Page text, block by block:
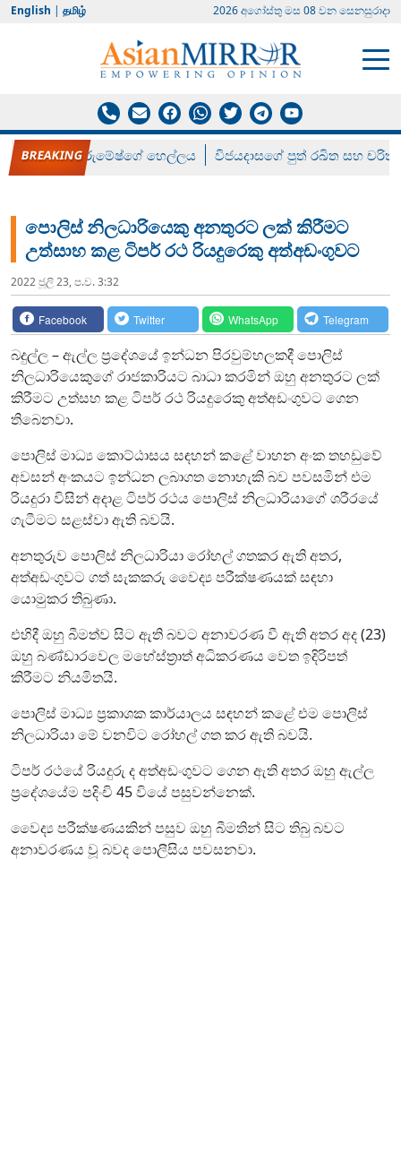
English | தமிழ் 2026 අගෝස්‍තු මස 08 වන සෙනසුරාදා
රන් ගෙනා රුමේෂ්ගේ හෙල්ලය විජයදාසගේ පුත් රඛිත සහ චරිත්
පොලිස් නිලධාරියෙකු අනතුරට ලක් කිරීමට
උත්සාහ කළ ටිපර් රථ රියදුරෙකු අත්අඩංගුවට
2022 ජූලි 23, ප.ව. 3:32
Facebook Twitter WhatsApp Telegram
බදුල්ල – ඇල්ල ප්‍රදේශයේ ඉන්ධන පිරවුම්හලකදී පොලිස්
නිලධාරියෙකුගේ රාජකාරියට බාධා කරමින් ඔහු අනතුරට ලක්
කිරීමට උත්සහ කළ ටිපර් රථ රියදුරෙකු අත්අඩංගුවට ගෙන
තිබෙනවා.
පොලිස් මාධ්‍ය කොට්ඨාසය සඳහන් කළේ වාහන අංක තහඩුවේ
අවසන් අංකයට ඉන්ධන ලබාගත නොහැකි බව පවසමින් එම
රියදුරා විසින් අදාළ ටිපර් රථය පොලිස් නිලධාරියාගේ ශරීරයේ
ගැටීමට සළස්වා ඇති බවයි.
අනතුරුව පොලිස් නිලධාරියා රෝහල් ගතකර ඇති අතර,
අත්අඩංගුවට ගත් සැකකරු වෛද්‍ය පරීක්ෂණයක් සඳහා
යොමුකර තිබුණා.
එහිදී ඔහු බීමත්ව සිට ඇති බවට අනාවරණ වී ඇති අතර අද (23)
ඔහු බණ්ඩාරවෙල මහේස්ත්‍රාත් අධිකරණය වෙත ඉදිරිපත්
කිරීමට නියමිතයි.
පොලිස් මාධ්‍ය ප්‍රකාශක කාර්යාලය සඳහන් කළේ එම පොලිස්
නිලධාරියා මේ වනවිට රෝහල් ගත කර ඇති බවයි.
ටිපර් රථයේ රියදුරු ද අත්අඩංගුවට ගෙන ඇති අතර ඔහු ඇල්ල
ප්‍රදේශයේම පදිංචි 45 වියේ පසුවන්නෙක්.
වෛද්‍ය පරීක්ෂණයකින් පසුව ඔහු බීමතින් සිට තිබු බවට
අනාවරණය වූ බවද පොලීසිය පවසනවා.